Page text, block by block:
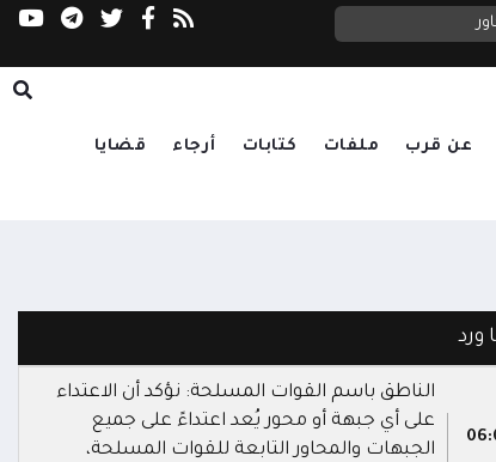
اليمن لمجلس الأمن: التصعيد الحوثي بدعم
عن قرب ملفات كتابات أرجاء قضايا
ورد
الناطق باسم القوات المسلحة: نؤكد أن الاعتداء
على أي جبهة أو محور يُعد اعتداءً على جميع
الجبهات والمحاور التابعة للقوات المسلحة،